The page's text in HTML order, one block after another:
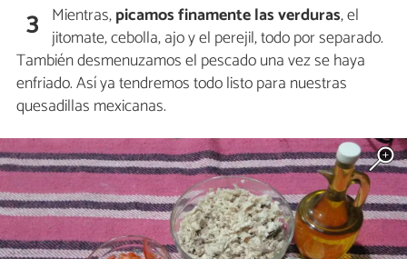
3 Mientras,picamos finamente las verduras, el
jitomate, cebolla, ajo y el perejil, todo por separado.
También desmenuzamos el pescado una vez se haya
enfriado. Así ya tendremos todo listo para nuestras
quesadillas mexicanas.